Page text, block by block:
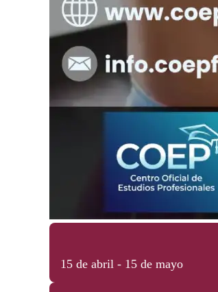
15 de abril - 15 de mayo